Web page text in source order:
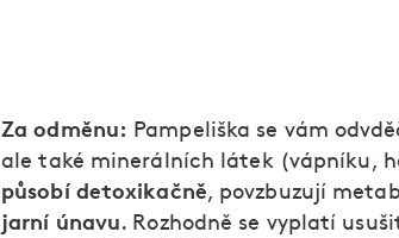
Za odměnu: Pampeliška se vám
ale také minerálních látek (vápníku,
působí detoxikačně, povzbuzují
jarní únavu. Rozhodně se vyplatí